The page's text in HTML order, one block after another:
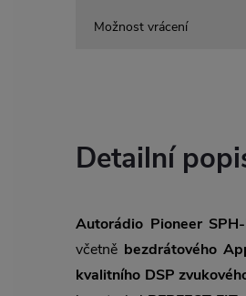
Možnost vrácení
Detailní
Autorádio Pioneer
včetně bezdrátového
kvalitního DSP